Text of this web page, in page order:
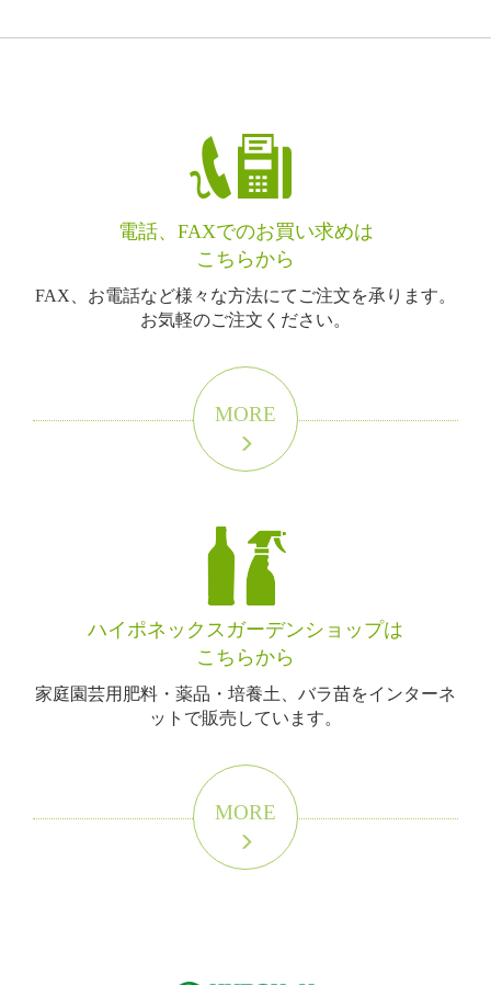
電話、FAXでのお買い求めは
こちらから
FAX、お電話など様々な方法にてご注文を承ります。
お気軽のご注文ください。
MORE
ハイポネックスガーデンショップは
こちらから
家庭園芸用肥料・薬品・培養土、バラ苗をインターネ
ットで販売しています。
MORE